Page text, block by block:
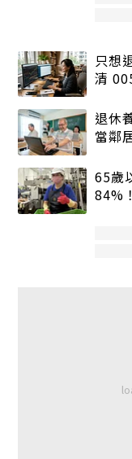
只想
清
退休
當鄰
65歲
84%